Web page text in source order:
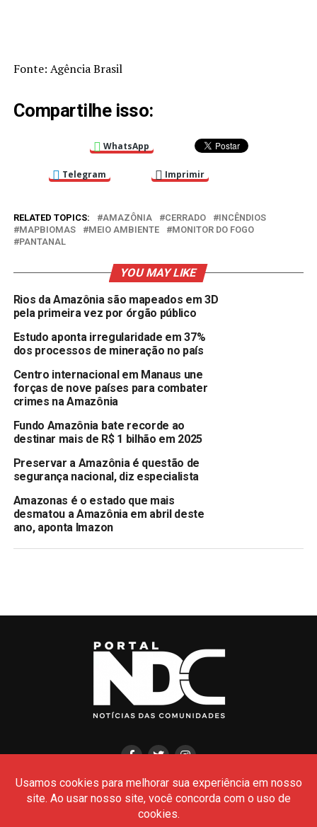
Fonte: Agência Brasil
Compartilhe isso:
WhatsApp
Telegram Imprimir
RELATED TOPICS: AMAZÔNIA CERRADO
INCÊNDIOS
MAPBIOMAS
MEIO AMBIENTE
MONITOR DO FOGO
PANTANAL
YOU MAY LIKE
Rios da Amazônia são mapeados em 3D
pela primeira vez por órgão público
Estudo aponta irregularidade em 37%
dos processos de mineração no país
Centro internacional em Manaus une
forças de nove países para combater
crimes na Amazônia
Fundo Amazônia bate recorde ao
destinar mais de R$ 1 bilhão em 2025
Preservar a Amazônia é questão de
segurança nacional, diz especialista
Amazonas é o estado que mais
desmatou a Amazônia em abril deste
ano, aponta Imazon
HOME CIDADES POLÍCIA POLÍTICA
AMAZONAS
CULTURA